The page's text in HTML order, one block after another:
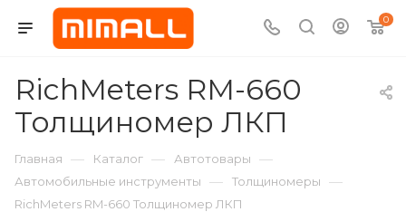
0
RichMeters RM-660
Толщиномер ЛКП
Главная — Каталог — Автотовары —
Автомобильные инструменты — Толщиномеры —
RichMeters RM-660 Толщиномер ЛКП